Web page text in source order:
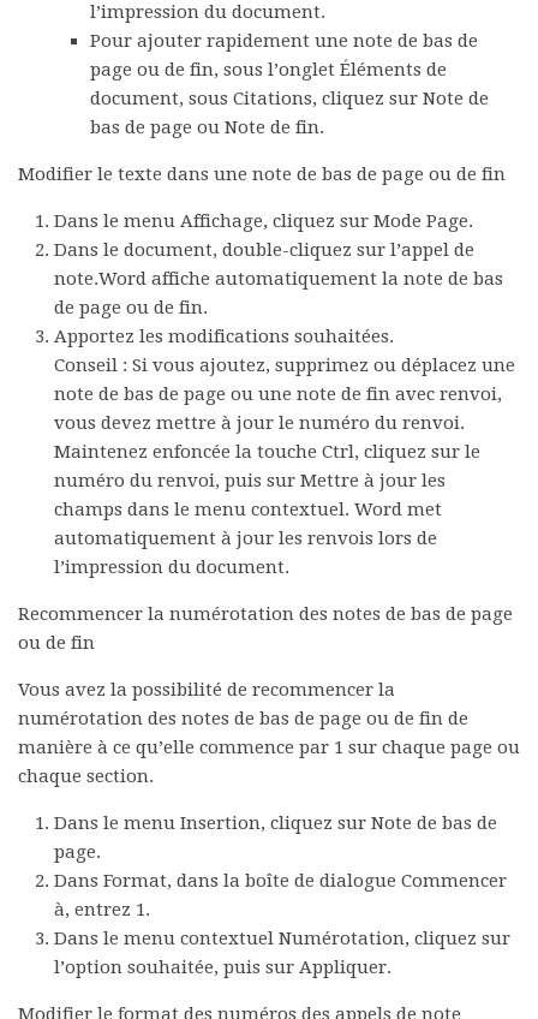
l’impression du document.
Pour ajouter rapidement une note de bas de
page ou de fin, sous l’onglet Éléments de
document, sous Citations, cliquez sur Note de
bas de page ou Note de fin.
Modifier le texte dans une note de bas de page ou de fin
Dans le menu Affichage, cliquez sur Mode Page.
Dans le document, double-cliquez sur l’appel de
note.Word affiche automatiquement la note de bas
de page ou de fin.
Apportez les modifications souhaitées.
Conseil : Si vous ajoutez, supprimez ou déplacez une
note de bas de page ou une note de fin avec renvoi,
vous devez mettre à jour le numéro du renvoi.
Maintenez enfoncée la touche Ctrl, cliquez sur le
numéro du renvoi, puis sur Mettre à jour les
champs dans le menu contextuel. Word met
automatiquement à jour les renvois lors de
l’impression du document.
Recommencer la numérotation des notes de bas de page
ou de fin
Vous avez la possibilité de recommencer la
numérotation des notes de bas de page ou de fin de
manière à ce qu’elle commence par 1 sur chaque page ou
chaque section.
Dans le menu Insertion, cliquez sur Note de bas de
page.
Dans Format, dans la boîte de dialogue Commencer
à, entrez 1.
Dans le menu contextuel Numérotation, cliquez sur
l’option souhaitée, puis sur Appliquer.
Modifier le format des numéros des appels de note